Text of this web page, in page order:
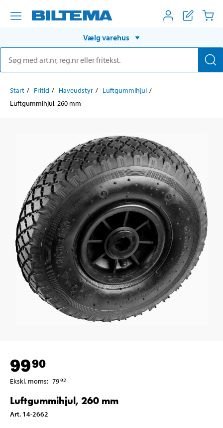
Vælg varehus
Start Fritid Haveudstyr
Luftgummihjul
Luftgummihjul, 260 mm
9990
Ekskl. moms: 7992
Luftgummihjul, 260 mm
Art. 14-2662